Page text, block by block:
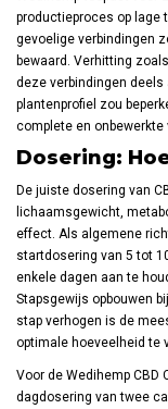
productieproces op lage
gevoelige verbindingen
bewaard. Verhitting
deze verbindingen
plantenprofiel zou
complete en
Dosering:
De juiste dosering van
lichaamsgewicht,
effect. Als algemene
startdosering van 5 tot
enkele dagen aan te
Stapsgewijs opbouwen
stap verhogen is de
optimale hoeveelheid te
Voor de Wedihemp CBD
dagdosering van twee